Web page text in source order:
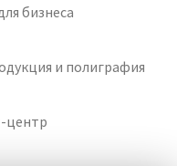
бизнеса
и полиграфия
центр